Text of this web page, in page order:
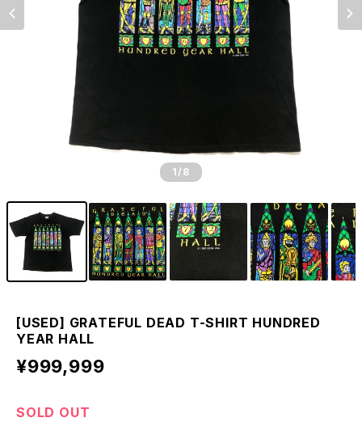
1 /8
[USED] GRATEFUL DEAD T-SHIRT HUNDRED
YEAR HALL
¥999,999
SOLD OUT